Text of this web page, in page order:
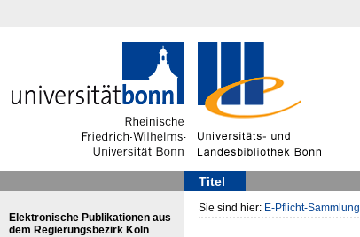
Titel
Elektronische Publikationen aus
dem Regierungsbezirk Köln
Sie sind hier: E-Pflicht-Sammlung